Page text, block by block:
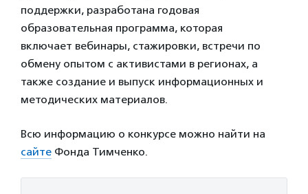
поддержки, разработана годовая
образовательная программа, которая
включает вебинары, стажировки, встречи по
обмену опытом с активистами в регионах, а
также создание и выпуск информационных и
методических материалов.
Всю информацию о конкурсе можно найти на
сайте Фонда Тимченко.